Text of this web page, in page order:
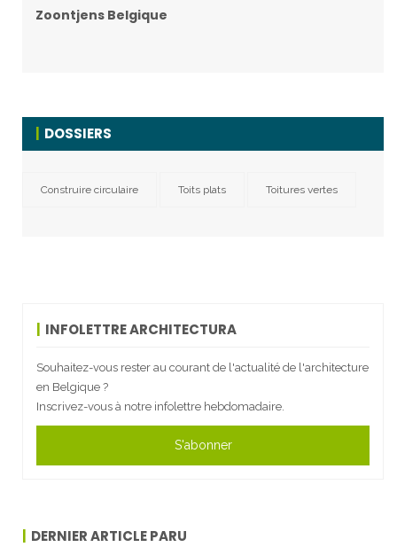
Zoontjens Belgique
DOSSIERS
Construire circulaire Toits plats Toitures vertes
INFOLETTRE ARCHITECTURA
Souhaitez-vous rester au courant de l'actualité de l'architecture
en Belgique ?
Inscrivez-vous à notre infolettre hebdomadaire.
S'abonner
DERNIER ARTICLE PARU